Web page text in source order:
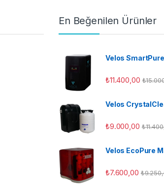
En Beğenilen Ürünler
Velos
₺11.400,00 ₺
Velos
₺9.000,00 ₺
Velos EcoPure
₺7.600,00 ₺